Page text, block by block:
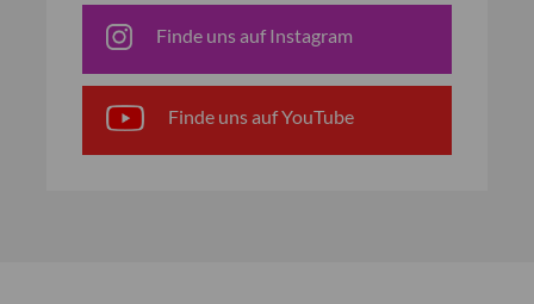
Finde uns auf Instagram
Finde uns auf YouTube